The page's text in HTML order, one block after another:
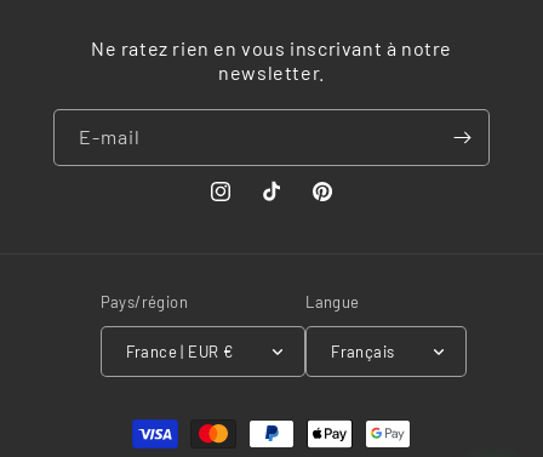
Ne ratez rien en vous inscrivant à notre
newsletter.
E-mail
InstagramTikTok Pinterest
Pays/région
France | EUR €
Langue
Français
de